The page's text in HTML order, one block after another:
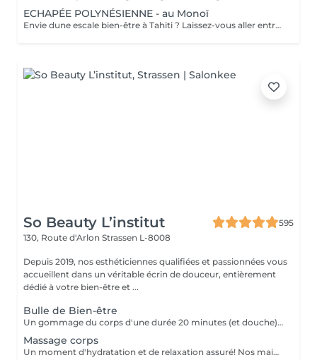
ECHAPÉE POLYNÉSIENNE - au Monoï
Envie dune escale bien-être à Tahiti ? Laissez-vous aller entre nos mains, lors dun voyage des sens à lhuile de Monoï. Secret de beauté des vahinés, le Monoï est extrait des fleurs de Tiaré, emblèmes de Tahiti. Ce modelage inspiré de la tradition ancestrale polynésienne permet à lensemble de votre corps de retrouver son harmonie. De longs mouvements des mains et des avant-bras, au rythme du va-et-vient des vagues, chassent les toxines et libèrent les tensions. Votre corps et votre esprit sont apaisés. Vous repartez avec la peau soyeuse et parfumée du divin sillage des fleurs de Tahiti.
So Beauty L’institut
595
130, Route d'Arlon Strassen L-8008
Depuis 2019, nos esthéticiennes qualifiées et passionnées vous
accueillent dans un véritable écrin de douceur, entièrement
dédié à votre bien-être et ...
Bulle de Bien-être
Un gommage du corps d'une durée 20 minutes (et douche) +Un massage relaxant Californien 90 minutes
Massage corps
Un moment d'hydratation et de relaxation assuré! Nos mains expertes vont vous assurer la pression nécessaires pour un massage corps réussi.